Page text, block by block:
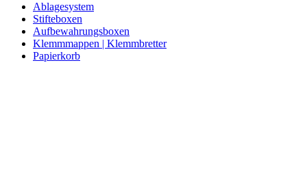
Ablagesystem
Stifteboxen
Aufbewahrungsboxen
Klemmmappen | Klemmbretter
Papierkorb